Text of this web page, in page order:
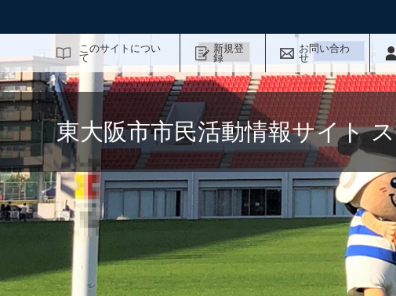
このサイトについ
て
新規登
録
お問い合わ
せ
東大阪市市民活動情報サイト